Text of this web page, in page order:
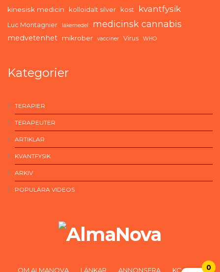
kinesisk medicin kolloidalt silver kost kvantfysik
Luc Montagnier läkemedel medicinsk cannabis
medvetenhet mikrober vacciner Virus WHO
Kategorier
TERAPIER
TERAPEUTER
ARTIKLAR
KVANTFYSIK
ARKIV
POPULÄRA VIDEOS
OM ALMANOVA LÄNKAR ANNONSERA KONTAKT 0